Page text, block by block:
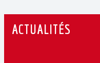
ACTUALITÉS